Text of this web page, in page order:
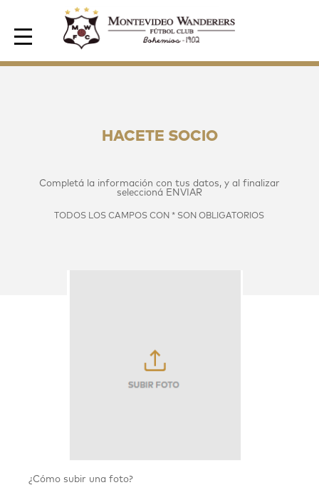
Area de Socios
HACETE SOCIO
Completá la información con tus datos, y al finalizar
seleccioná ENVIAR
TODOS LOS CAMPOS CON * SON OBLIGATORIOS
¿Cómo subir una foto?